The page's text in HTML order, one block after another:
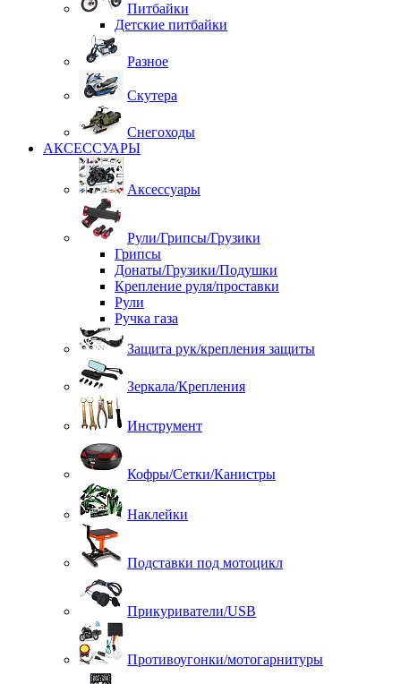
Питбайки
Детские питбайки
Разное
Скутера
Снегоходы
АКСЕССУАРЫ
Аксессуары
Рули/Грипсы/Грузики
Грипсы
Донаты/Грузики/Подушки
Крепление руля/проставки
Рули
Ручка газа
Защита рук/крепления защиты
Зеркала/Крепления
Инструмент
Кофры/Сетки/Канистры
Наклейки
Подставки под мотоцикл
Прикуриватели/USB
Противоугонки/мотогарнитуры